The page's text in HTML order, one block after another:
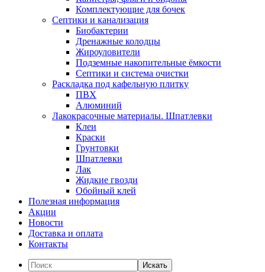
Комплектующие для бочек
Септики и канализация
Биобактерии
Дренажные колодцы
Жироуловители
Подземные накопительные ёмкости
Септики и система очистки
Раскладка под кафельную плитку
ПВХ
Алюминий
Лакокрасочные материалы. Шпатлевки
Клеи
Краски
Грунтовки
Шпатлевки
Лак
Жидкие гвозди
Обойный клей
Полезная информация
Акции
Новости
Доставка и оплата
Контакты
Искать